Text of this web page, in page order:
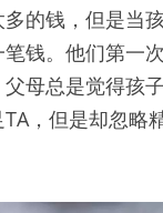
的钱，但是当
钱。他们第一
母总是觉得孩
，但是却忽略